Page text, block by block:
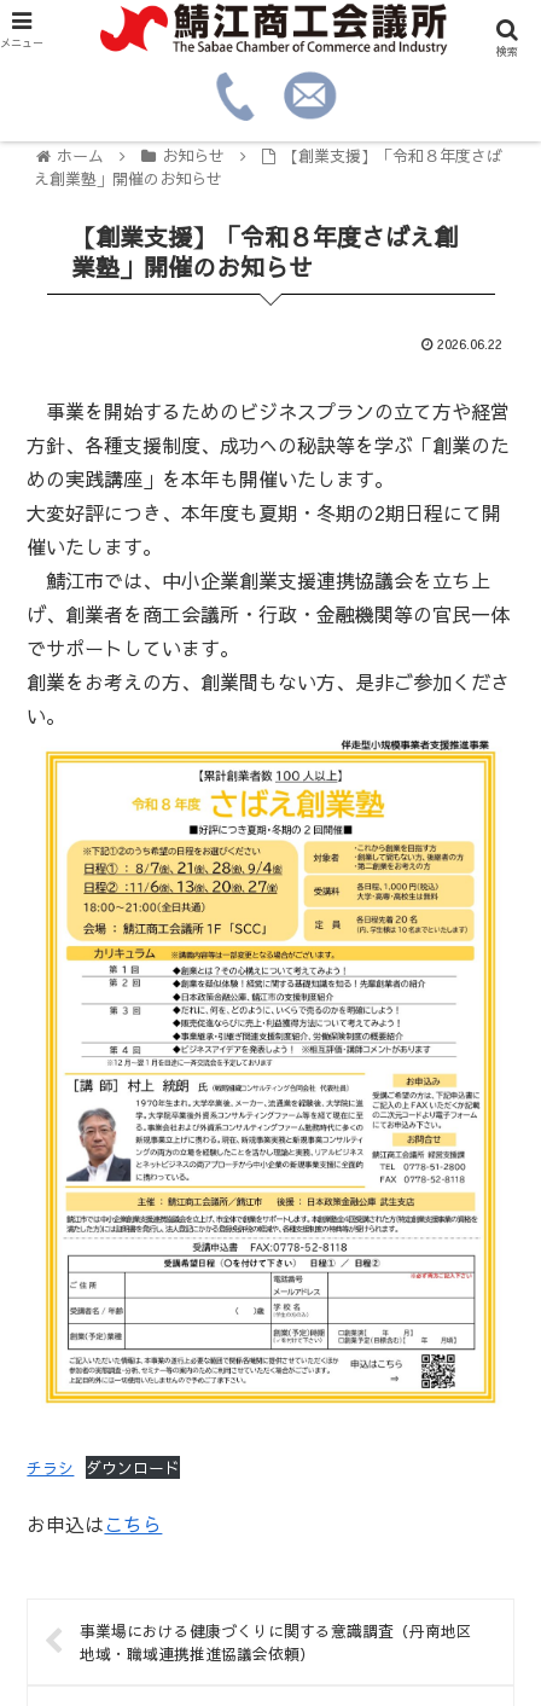
ホーム お知らせ
【創業支援】「令和８年度さば
え創業塾」開催のお知らせ
【創業支援】「令和８年度さばえ創
業塾」開催のお知らせ
2026.06.22
事業を開始するためのビジネスプランの立て方や経営
方針、各種支援制度、成功への秘訣等を学ぶ「創業のた
めの実践講座」を本年も開催いたします。
大変好評につき、本年度も夏期・冬期の2期日程にて開
催いたします。
鯖江市では、中小企業創業支援連携協議会を立ち上
げ、創業者を商工会議所・行政・金融機関等の官民一体
でサポートしています。
創業をお考えの方、創業間もない方、是非ご参加くださ
い。
チラシ ダウンロード
お申込はこちら
事業場における健康づくりに関する意識調査（丹南地区
地域・職域連携推進協議会依頼）
メニュー
検索